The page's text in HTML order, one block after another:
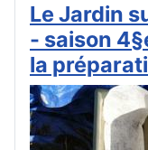
Le Jardin
- saison
la